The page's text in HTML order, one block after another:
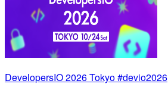
DevelopersIO 2026 Tokyo #devio2026